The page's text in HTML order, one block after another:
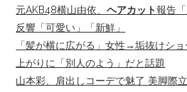
元AKB48横山由依、ヘアカット報告
反響「可愛い」「新鮮」
「髪が横に広がる」女性→垢抜けシ
上がりに「別人のよう」だと話題
山本彩、肩出しコーデで魅了 美脚際